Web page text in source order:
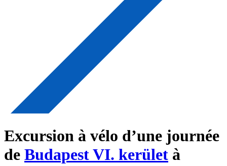
Excursion à vélo d’une journée
de Budapest VI. kerület à